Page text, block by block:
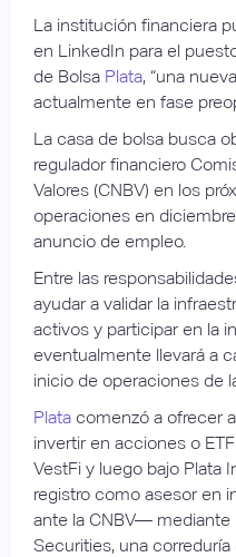
La institución financiera
en LinkedIn para el
de Bolsa Plata, “una
actualmente en fase
La casa de bolsa busca
regulador financiero
Valores (CNBV) en los
operaciones en
anuncio de empleo.
Entre las
ayudar a validar la
activos y participar en la
eventualmente llevará a
inicio de operaciones de
Plata comenzó a ofrecer
invertir en acciones o
VestFi y luego bajo Plata
registro como asesor en
ante la CNBV— mediante
Securities, una